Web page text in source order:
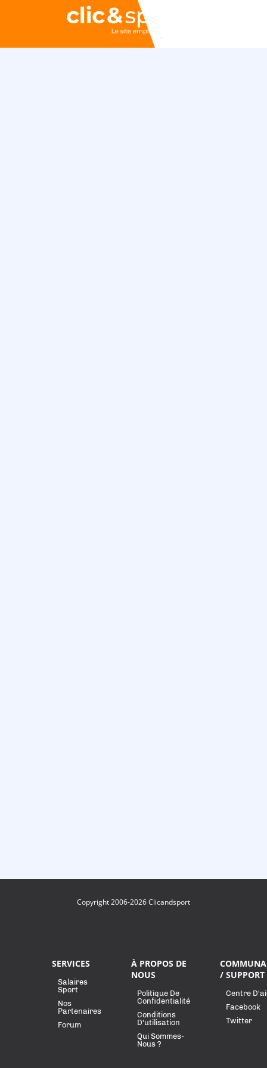
Copyright 2006-2026 Clicandsport
SERVICES
Salaires
Sport
Nos
Partenaires
Forum
À PROPOS DE
NOUS
Politique De
Confidentialité
Conditions
D'utilisation
Qui Sommes-
Nous ?
/ SUPPORT
Centre
Facebook
Twitter